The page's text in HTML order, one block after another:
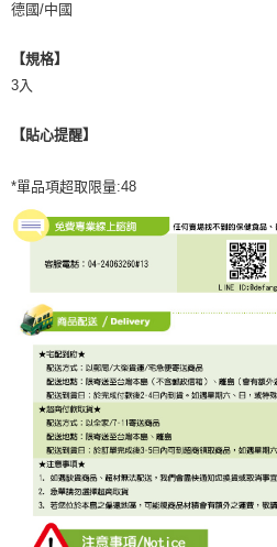
德國/中國
【規格】
3入
【貼心提醒】
*單品項超取限量:48